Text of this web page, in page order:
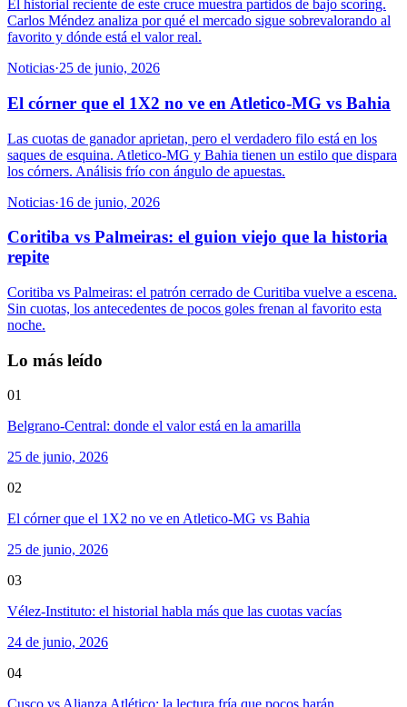
El historial reciente de este cruce muestra partidos de bajo scoring.
Carlos Méndez analiza por qué el mercado sigue sobrevalorando al
favorito y dónde está el valor real.
Noticias·25 de junio, 2026
El córner que el 1X2 no ve en Atletico-MG vs Bahia
Las cuotas de ganador aprietan, pero el verdadero filo está en los
saques de esquina. Atletico-MG y Bahia tienen un estilo que dispara
los córners. Análisis frío con ángulo de apuestas.
Noticias·16 de junio, 2026
Coritiba vs Palmeiras: el guion viejo que la historia
repite
Coritiba vs Palmeiras: el patrón cerrado de Curitiba vuelve a escena.
Sin cuotas, los antecedentes de pocos goles frenan al favorito esta
noche.
Lo más leído
01
Belgrano-Central: donde el valor está en la amarilla
25 de junio, 2026
02
El córner que el 1X2 no ve en Atletico-MG vs Bahia
25 de junio, 2026
03
Vélez-Instituto: el historial habla más que las cuotas vacías
24 de junio, 2026
04